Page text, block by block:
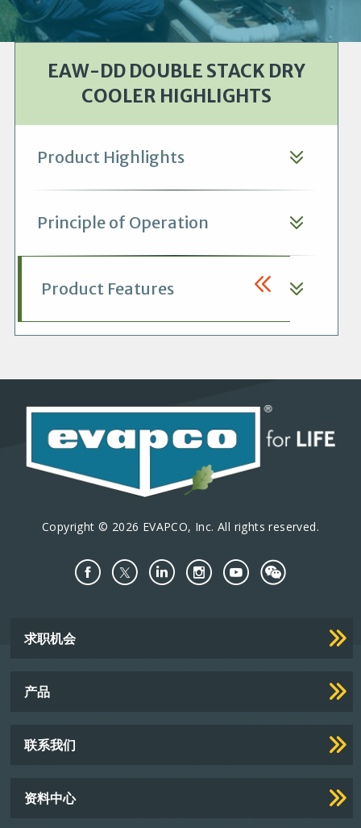
EAW-DD DOUBLE STACK DRY
COOLER HIGHLIGHTS
Product Highlights
Principle of Operation
Product Features
Copyright © 2026 EVAPCO, Inc. All rights reserved.
Important
Footer
求职机会
产品
联系我们
资料中心